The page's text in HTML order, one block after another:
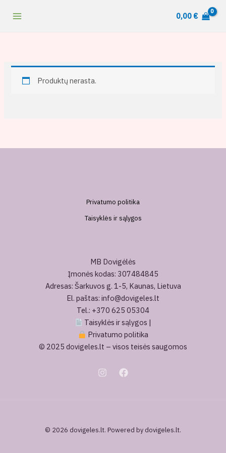
0,00 €
Produktų nerasta.
Privatumo politika
Taisyklės ir sąlygos
MB Dovigėlės
Įmonės kodas: 307484845
Adresas: Šarkuvos g. 1-5, Kaunas, Lietuva
El. paštas: info@dovigeles.lt
Tel.: +370 625 05304
Taisyklės ir sąlygos |
Privatumo politika
© 2025 dovigeles.lt – visos teisės saugomos
© 2026 dovigeles.lt. Powered by dovigeles.lt.